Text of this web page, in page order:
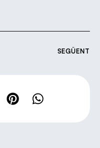
SEGÜENT